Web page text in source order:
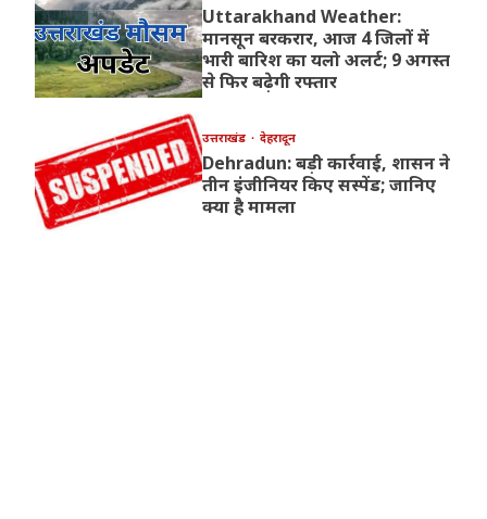
Uttarakhand Weather:
मानसून बरकरार, आज 4 जिलों में
भारी बारिश का यलो अलर्ट; 9 अगस्त
से फिर बढ़ेगी रफ्तार
उत्तराखंड देहरादून
Dehradun: बड़ी कार्रवाई, शासन ने
तीन इंजीनियर किए सस्पेंड; जानिए
क्या है मामला